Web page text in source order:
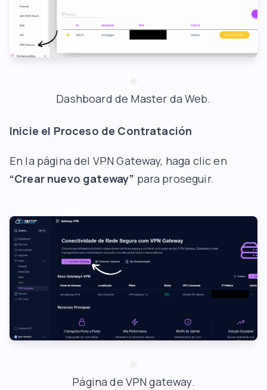
Dashboard de Master da Web.
Inicie el Proceso de Contratación
En la página del VPN Gateway, haga clic en
“Crear nuevo gateway” para proseguir.
Página de VPN gateway.